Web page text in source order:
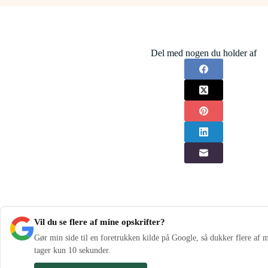
Del med nogen du holder af
Vil du se flere af mine opskrifter?
Gør min side til en foretrukken kilde på Google, så dukker flere af
tager kun 10 sekunder.